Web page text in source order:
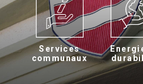
Services
communaux